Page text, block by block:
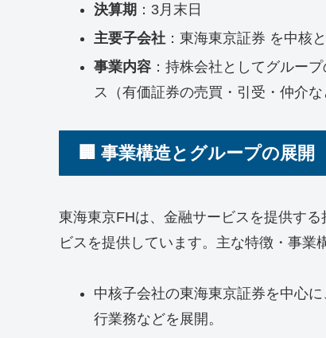
決算期 ：3月末日
主要子会社：東海東京証券 を中核
事業内容：持株会社としてグルー
ス（有価証券の売買・引受・仲介な
🏢 事業構造とグループの展開
東海東京FHは、金融サービスを提供す
ビスを提供しています。主な特徴・事業
中核子会社の東海東京証券を中心
行業務などを展開。